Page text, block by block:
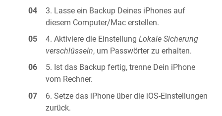
Lasse ein Backup Deines iPhones auf
diesem Computer/Mac erstellen.
Aktiviere die EinstellungLokale Sicherung
verschlüsseln, um Passwörter zu erhalten.
Ist das Backup fertig, trenne Dein iPhone
vom Rechner.
Setze das iPhone über die iOS-Einstellungen
zurück.